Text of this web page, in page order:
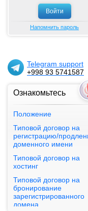
Напомнить пароль
Telegram support
+998 93 5741587
Ознакомьтесь
Положение
Типовой договор на
регистрацию/
доменного имени
Типовой договор на
хостинг
Типовой договор на
бронирование
зарегистрированного
домена
GM Uzbekistan
HAMKORBANK
Omad lotto